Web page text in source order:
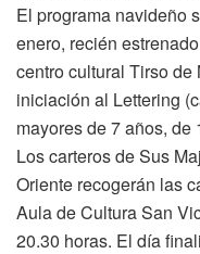
El programa navideño
enero, recién
centro cultural Tirso
iniciación al Lettering
mayores de 7 años, de
Los carteros de Sus
Oriente recogerán las
Aula de Cultura San
20.30 horas. El día